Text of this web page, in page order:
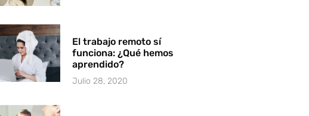
El trabajo remoto sí
funciona: ¿Qué hemos
aprendido?
Julio 28, 2020